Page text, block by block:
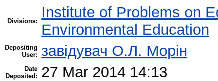
Divisions:
Institute of Problems on
Environmental Education
Depositing
User:
завідувач О.Л. Морін
Date
Deposited:
27 Mar 2014 14:13